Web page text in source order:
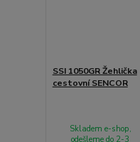
SSI 1050GR Žehlička
cestovní SENCOR
Skladem e-shop,
odešleme do 2-3